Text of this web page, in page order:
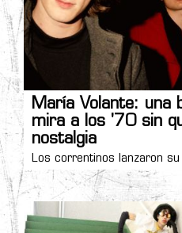
María Volante: una
mira a los '70 sin
nostalgia
Los correntinos lanzaron